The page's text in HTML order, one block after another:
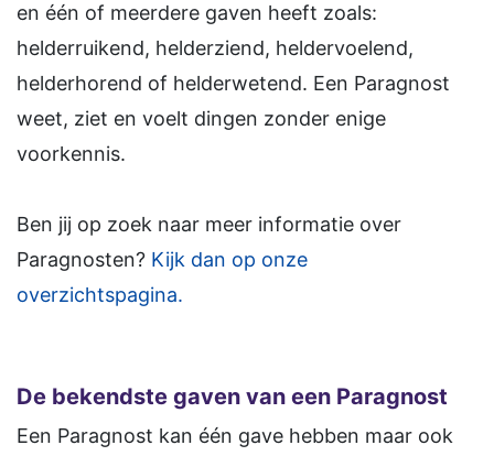
en één of meerdere gaven heeft zoals:
helderruikend, helderziend, heldervoelend,
helderhorend of helderwetend. Een Paragnost
weet, ziet en voelt dingen zonder enige
voorkennis.
Ben jij op zoek naar meer informatie over
Paragnosten? Kijk dan op onze
overzichtspagina.
De bekendste gaven van een Paragnost
Een Paragnost kan één gave hebben maar ook